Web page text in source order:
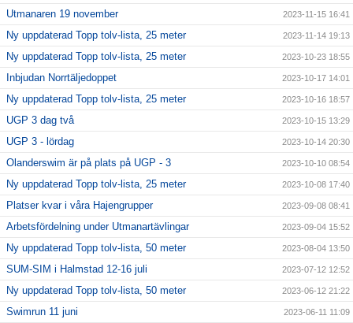
Utmanaren 19 november 2023-11-15 16:41
Ny uppdaterad Topp tolv-lista, 25 meter 2023-11-14 19:13
Ny uppdaterad Topp tolv-lista, 25 meter 2023-10-23 18:55
Inbjudan Norrtäljedoppet 2023-10-17 14:01
Ny uppdaterad Topp tolv-lista, 25 meter 2023-10-16 18:57
UGP 3 dag två 2023-10-15 13:29
UGP 3 - lördag 2023-10-14 20:30
Olanderswim är på plats på UGP - 3 2023-10-10 08:54
Ny uppdaterad Topp tolv-lista, 25 meter 2023-10-08 17:40
Platser kvar i våra Hajengrupper 2023-09-08 08:41
Arbetsfördelning under Utmanartävlingar 2023-09-04 15:52
Ny uppdaterad Topp tolv-lista, 50 meter 2023-08-04 13:50
SUM-SIM i Halmstad 12-16 juli 2023-07-12 12:52
Ny uppdaterad Topp tolv-lista, 50 meter 2023-06-12 21:22
Swimrun 11 juni 2023-06-11 11:09